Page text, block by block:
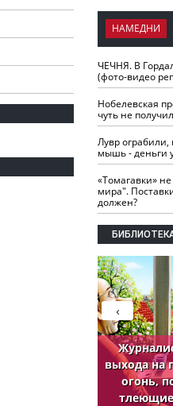
НАМЕДНИ
ЧЕЧНЯ. В
(фото-видео
Нобелевская
чуть не
Лувр
мышь - деньги
«Томагавки»
мира".
должен?
выхода на
огонь,
‹